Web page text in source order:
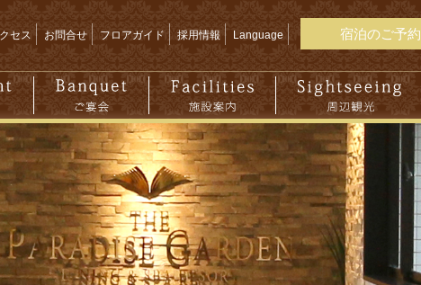
セス お問合せ フロアガイド 採用情報 Language 宿泊のご予約